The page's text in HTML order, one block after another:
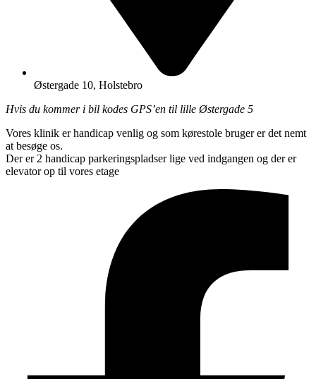
Østergade 10, Holstebro
Hvis du kommer i bil kodes GPS’en til lille Østergade 5
Vores klinik er handicap venlig og som kørestole bruger er det nemt
at besøge os.
Der er 2 handicap parkeringspladser lige ved indgangen og der er
elevator op til vores etage